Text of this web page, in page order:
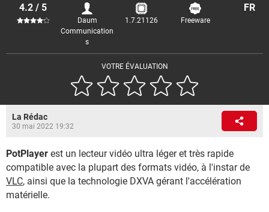
VOTRE ÉVALUATION
4.2 / 5
Daum
Communication
s
1.7.21126 Freeware
FR
La Rédac
30 mai 2022 19:32
PotPlayer est un lecteur vidéo ultra léger et très rapide
compatible avec la plupart des formats vidéo, à l'instar de
VLC, ainsi que la technologie DXVA gérant l'accélération
matérielle.